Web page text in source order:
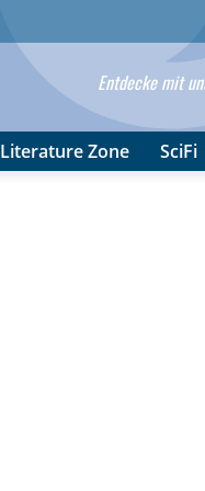
Entdecke mit
Literature Zone SciFi